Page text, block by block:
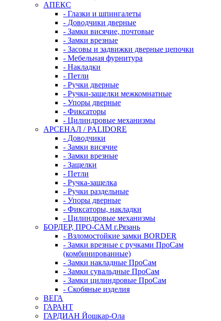
АПЕКС
- Глазки и шпингалеты
- Доводчики дверные
- Замки висячие, почтовые
- Замки врезные
- Засовы и задвижки дверные цепочки
- Мебельная фурнитура
- Накладки
- Петли
- Ручки дверные
- Ручки-защелки межкомнатные
- Упоры дверные
- Фиксаторы
- Цилиндровые механизмы
АРСЕНАЛ / PALIDORE
- Доводчики
- Замки висячие
- Замки врезные
- Защелки
- Петли
- Ручка-защелка
- Ручки раздельные
- Упоры дверные
- Фиксаторы, накладки
- Цилиндровые механизмы
БОРДЕР, ПРО-САМ г.Рязань
- Взломостойкие замки BORDER
- Замки врезные с ручками ПроСам
(комбинированные)
- Замки накладные ПроСам
- Замки сувальдные ПроСам
- Замки цилиндровые ПроСам
- Скобяные изделия
ВЕГА
ГАРАНТ
ГАРДИАН Йошкар-Ола